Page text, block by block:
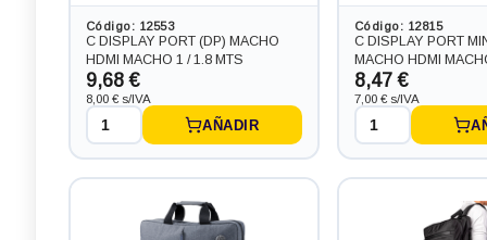
-141,57€ más barato -139,15€ más barato
Código: 12553
C DISPLAY PORT (DP) MACHO
HDMI MACHO 1 / 1.8 MTS
9,68 €
8,00 € s/IVA
AÑADIR
Código: 12815
C DISPLAY PORT
MACHO HDMI
8,47 €
7,00 € s/IVA